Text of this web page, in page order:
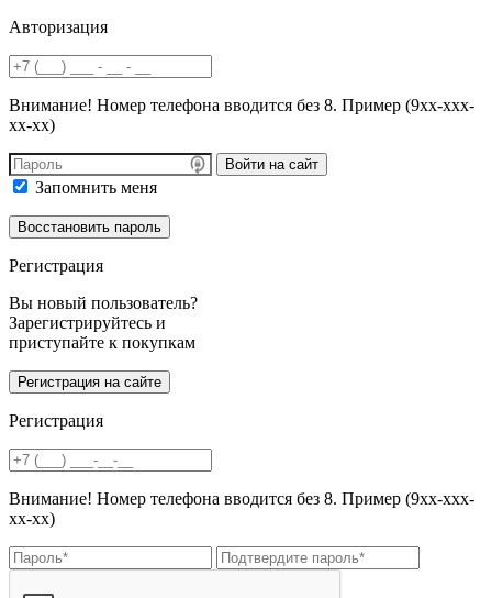
Авторизация
Внимание! Номер телефона вводится без 8. Пример (9хх-ххх-
хх-хх)
Войти на сайт
Запомнить меня
Регистрация
Вы новый пользователь?
Зарегистрируйтесь и
приступайте к покупкам
Регистрация
Внимание! Номер телефона вводится без 8. Пример (9хх-ххх-
хх-хх)